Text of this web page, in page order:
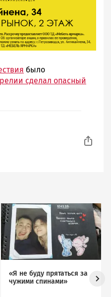
было
сделал опасный
Image
«Я не буду прятаться за
чужими спинами»